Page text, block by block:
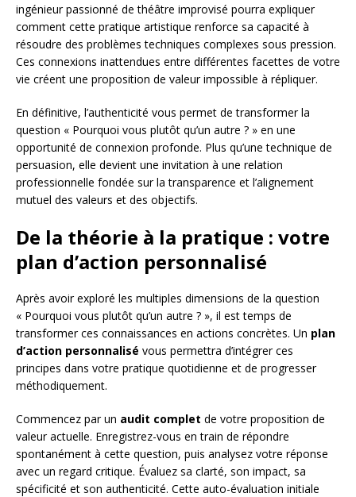
ingénieur passionné de théâtre improvisé pourra expliquer
comment cette pratique artistique renforce sa capacité à
résoudre des problèmes techniques complexes sous pression.
Ces connexions inattendues entre différentes facettes de votre
vie créent une proposition de valeur impossible à répliquer.
En définitive, l’authenticité vous permet de transformer la
question « Pourquoi vous plutôt qu’un autre ? » en une
opportunité de connexion profonde. Plus qu’une technique de
persuasion, elle devient une invitation à une relation
professionnelle fondée sur la transparence et l’alignement
mutuel des valeurs et des objectifs.
De la théorie à la pratique : votre
plan d’action personnalisé
Après avoir exploré les multiples dimensions de la question
« Pourquoi vous plutôt qu’un autre ? », il est temps de
transformer ces connaissances en actions concrètes. Un plan
d’action personnalisé vous permettra d’intégrer ces
principes dans votre pratique quotidienne et de progresser
méthodiquement.
Commencez par un audit complet de votre proposition de
valeur actuelle. Enregistrez-vous en train de répondre
spontanément à cette question, puis analysez votre réponse
avec un regard critique. Évaluez sa clarté, son impact, sa
spécificité et son authenticité. Cette auto-évaluation initiale